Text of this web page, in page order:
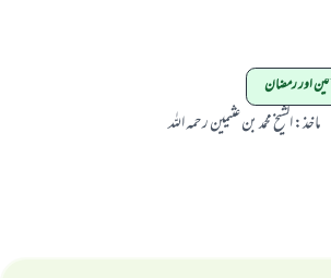
اور رمضان
ماخذ:الشيخ محمد بن عثيمين رحمہ اللہ